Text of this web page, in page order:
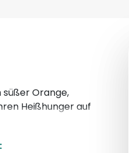
Orange,
Heißhunger auf
Sie sich